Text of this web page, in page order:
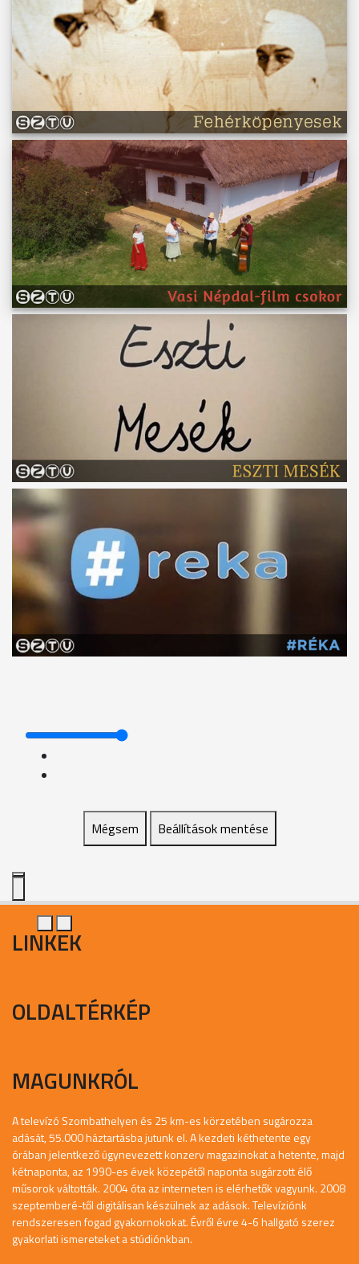
Mégsem Beállítások mentése
LINKEK
OLDALTÉRKÉP
MAGUNKRÓL
A televízó Szombathelyen és 25 km-es körzetében sugározza
adását, 55.000 háztartásba jutunk el. A kezdeti kéthetente egy
órában jelentkező úgynevezett konzerv magazinokat a hetente, majd
kétnaponta, az 1990-es évek közepétől naponta sugárzott élő
műsorok váltották. 2004 óta az interneten is elérhetők vagyunk. 2008
szeptemberé-től digitálisan készülnek az adások. Televíziónk
rendszeresen fogad gyakornokokat. Évről évre 4-6 hallgató szerez
gyakorlati ismereteket a stúdiónkban.